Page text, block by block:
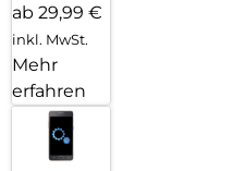
ab 29,99 €
inkl. MwSt.
Mehr
erfahren